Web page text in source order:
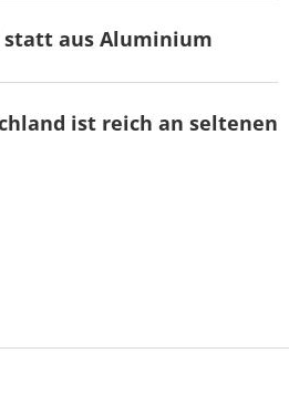
statt aus Aluminium
ist reich an seltenen